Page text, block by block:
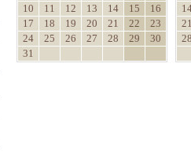
10
11 12 13 14 15
16
17
18 19 20 21 22
23
24
25 26 27 28 29
30
31